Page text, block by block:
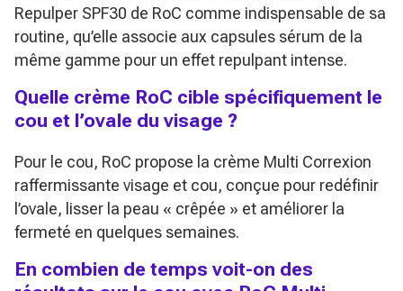
Repulper SPF30 de RoC comme indispensable de sa
routine, qu’elle associe aux capsules sérum de la
même gamme pour un effet repulpant intense.
Quelle crème RoC cible spécifiquement le
cou et l’ovale du visage ?
Pour le cou, RoC propose la crème Multi Correxion
raffermissante visage et cou, conçue pour redéfinir
l’ovale, lisser la peau « crêpée » et améliorer la
fermeté en quelques semaines.
En combien de temps voit-on des